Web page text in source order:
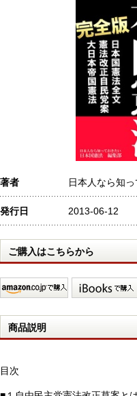
著者 日本人なら知
発行日 2013-06-12
ご購入はこちらから
商品説明
目次